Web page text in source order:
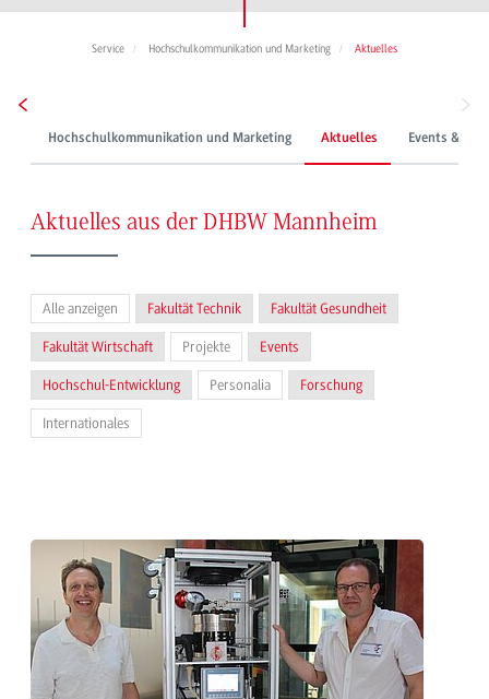
Service Hochschulkommunikation und Marketing Aktuelles
Hochschulkommunikation und Marketing Aktuelles Events &
Aktuelles aus der DHBW Mannheim
Alle anzeigen Fakultät Technik Fakultät Gesundheit
Fakultät Wirtschaft Projekte Events
Hochschul-Entwicklung Personalia Forschung
Internationales